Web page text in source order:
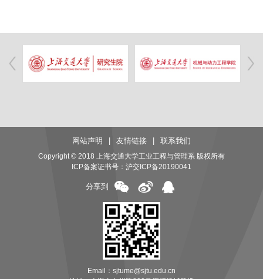
网站声明 | 友情链接 | 联系我们
Copyright © 2018 上海交通大学工业工程与管理系 版权所有
ICP备案证书号： 沪交ICP备20190041
分享到
Email：sjtume@sjtu.edu.cn